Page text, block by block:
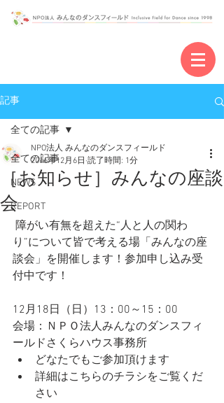
記事
全ての記事
NEWS
REPORT
全ての記事
［お知らせ］みんなの座談
会
NPO法人 みんなのダンスフィールド
2016年12月6日 読了時間: 1分
り”について皆で考える場「みんなの座
談会」を開催します！参加申し込み受
付中です！
12月18日（日）13：00～15：00
会場：ＮＰＯ法人みんなのダンスフィ
ールドさくらハウス事務所
どなたでもご参加頂けます
詳細はこちらのチラシをご覧くだ
さい